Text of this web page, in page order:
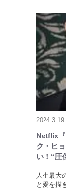
2024.3.19
Netflix
ク・ヒ
い！“圧
人生最大
と愛を描